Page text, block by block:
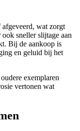
wat zorgt
sneller slijtage aan
Bij de aankoop is
en geluid bij het
exemplaren
vertonen wat